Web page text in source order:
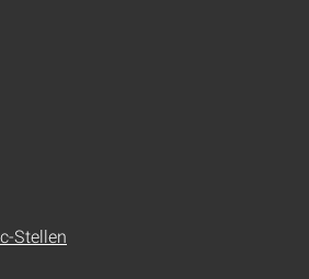
Stellen